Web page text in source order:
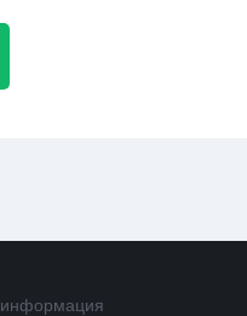
информация